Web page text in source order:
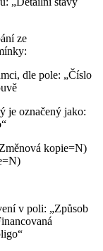
ze
dle pole: „Číslo
je označený jako:
kopie=N)
v poli: „Způsob